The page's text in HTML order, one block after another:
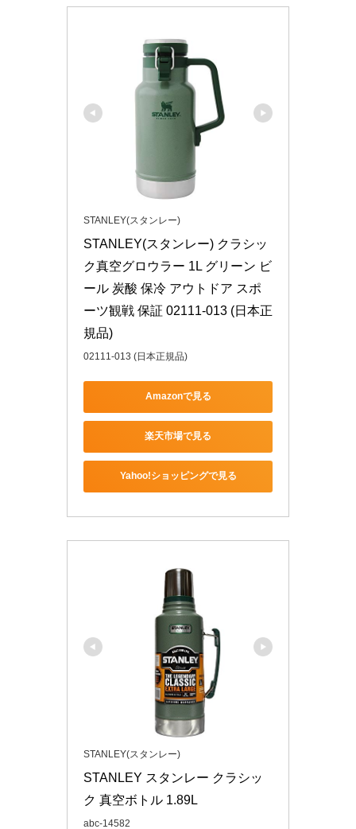
STANLEY(スタンレー)
STANLEY(スタンレー) クラシッ
ク真空グロウラー 1L グリーン ビ
ール 炭酸 保冷 アウトドア スポ
ーツ観戦 保証 02111-013 (日本正
規品)
02111-013 (日本正規品)
Amazonで見る
楽天市場で見る
Yahoo!ショッピングで見る
STANLEY(スタンレー)
STANLEY スタンレー クラシッ
ク 真空ボトル 1.89L
abc-14582